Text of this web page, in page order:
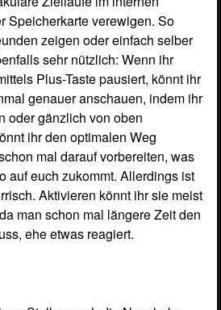
Stellen auch die Nunchuks,
Bescheid sagen solltet, dass
Spielabend ihre samt
sollen. Ansonsten würden
der sonst 50 Minispiele
können bis zu vier Spieler
und sich auch unabhängig
Mitspieler ihren Lieblingsaffen
kann auch durchaus
nett, wie ich finde. Denn
keine Streitereien und man spart
für den Ausgang eines
der Schauplätze und
vielfältig ausgefallen und
auch gleich im vollen Umfang